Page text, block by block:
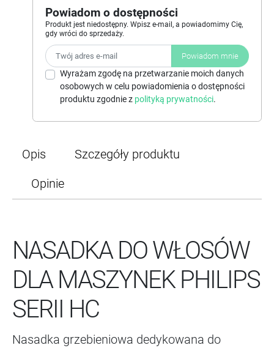
Powiadom o dostępności
Produkt jest niedostępny. Wpisz e-mail, a powiadomimy Cię,
gdy wróci do sprzedaży.
Powiadom mnie
Wyrażam zgodę na przetwarzanie moich danych
osobowych w celu powiadomienia o dostępności
produktu zgodnie z polityką prywatności.
Opis
Szczegóły produktu
Opinie
NASADKA DO WŁOSÓW
DLA MASZYNEK PHILIPS
SERII HC
Nasadka grzebieniowa dedykowana do